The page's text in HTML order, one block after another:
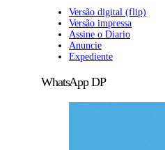
Versão digital (flip)
Versão impressa
Assine o Diario
Anuncie
Expediente
WhatsApp DP